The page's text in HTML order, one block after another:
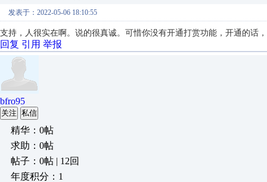
发表于：2022-05-06 18:10:55
支持，人很实在啊。说的很真诚。可惜你没有开通打赏功能，开通的话
回复 引用 举报
bfro95
关注 私信
精华：0帖
求助：0帖
帖子：0帖 | 12回
年度积分：1